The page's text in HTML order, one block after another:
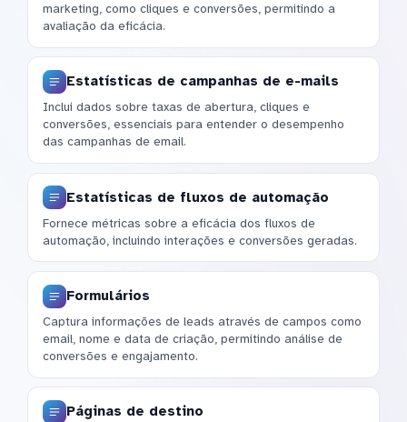
marketing, como cliques e conversões, permitindo a
avaliação da eficácia.
Estatísticas de campanhas de e-mails
Inclui dados sobre taxas de abertura, cliques e
conversões, essenciais para entender o desempenho
das campanhas de email.
Estatísticas de fluxos de automação
Fornece métricas sobre a eficácia dos fluxos de
automação, incluindo interações e conversões geradas.
Formulários
Captura informações de leads através de campos como
email, nome e data de criação, permitindo análise de
conversões e engajamento.
Páginas de destino